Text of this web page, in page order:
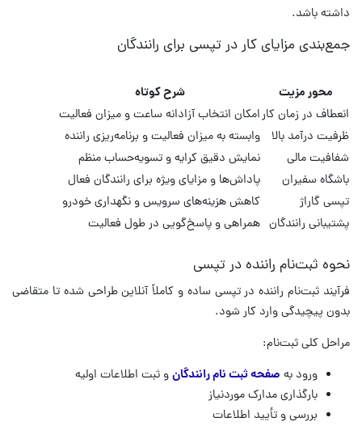
داشته باشد.
جمع‌بندی مزایای کار در تپسی برای رانندگان
محور مزیت
شرح کوتاه
انعطاف در زمان کارامکان انتخاب آزادانه ساعت و میزان فعالیت
ظرفیت درآمد بالا
وابسته به میزان فعالیت و برنامه‌ریزی راننده
شفافیت مالی
نمایش دقیق کرایه و تسویه‌حساب منظم
باشگاه سفیران
پاداش‌ها و مزایای ویژه برای رانندگان فعال
تپسی گاراژ
کاهش هزینه‌های سرویس و نگهداری خودرو
پشتیبانی رانندگان همراهی و پاسخ‌گویی در طول فعالیت
نحوه ثبت‌نام راننده در تپسی
فرآیند ثبت‌نام راننده در تپسی ساده و کاملاً آنلاین طراحی شده تا متقاضی
بدون پیچیدگی وارد کار شود.
مراحل کلی ثبت‌نام:
ورود به صفحه ثبت نام رانندگانو ثبت اطلاعات اولیه
بارگذاری مدارک موردنیاز
بررسی و تأیید اطلاعات